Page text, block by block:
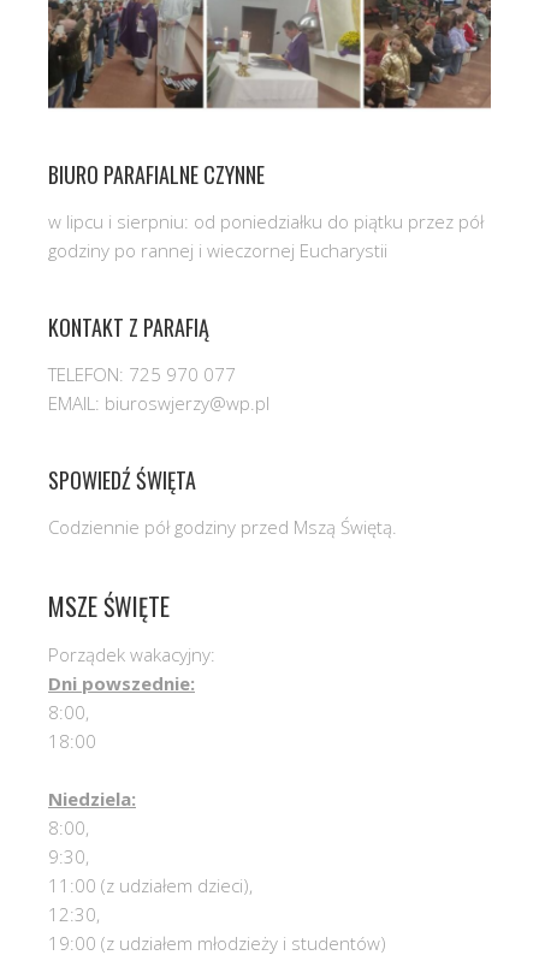
BIURO PARAFIALNE CZYNNE
w lipcu i sierpniu: od poniedziałku do piątku przez pół
godziny po rannej i wieczornej Eucharystii
KONTAKT Z PARAFIĄ
TELEFON: 725 970 077
EMAIL: biuroswjerzy@wp.pl
SPOWIEDŹ ŚWIĘTA
Codziennie pół godziny przed Mszą Świętą.
MSZE ŚWIĘTE
Porządek wakacyjny:
Dni powszednie:
8:00,
18:00
Niedziela:
8:00,
9:30,
11:00 (z udziałem dzieci),
12:30,
19:00 (z udziałem młodzieży i studentów)